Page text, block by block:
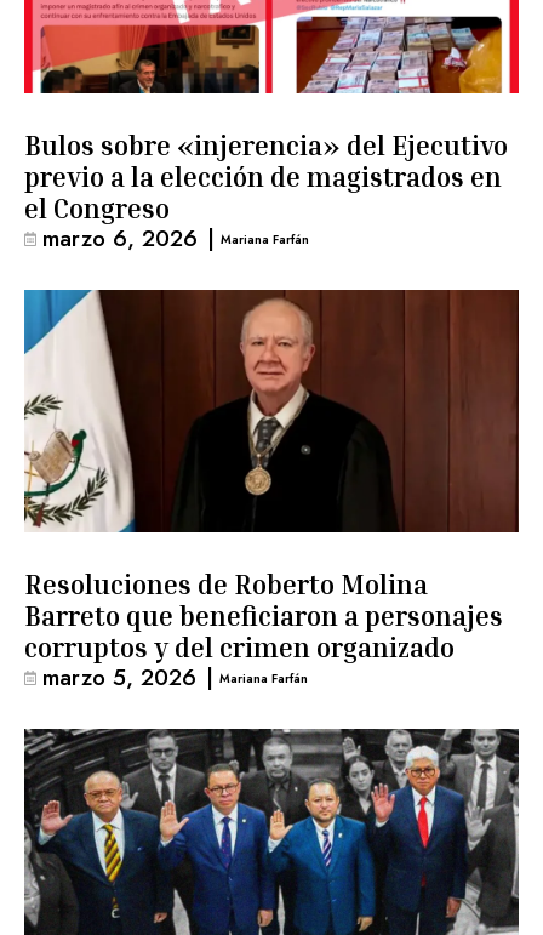
Bulos sobre «injerencia» del Ejecutivo
previo a la elección de magistrados en
el Congreso
marzo 6, 2026 | Mariana Farfán
Resoluciones de Roberto Molina
Barreto que beneficiaron a personajes
corruptos y del crimen organizado
marzo 5, 2026 | Mariana Farfán